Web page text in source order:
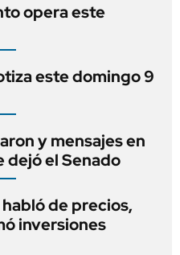
opera este
este domingo 9
y mensajes en
dejó el Senado
de precios,
inversiones